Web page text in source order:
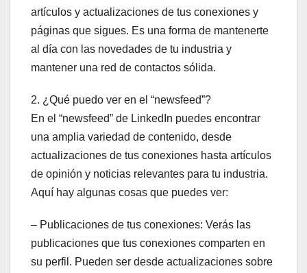
artículos y actualizaciones de tus conexiones y
páginas que sigues. Es una forma de mantenerte
al día con las novedades de tu industria y
mantener una red de contactos sólida.
2. ¿Qué puedo ver en el “newsfeed”?
En el “newsfeed” de LinkedIn puedes encontrar
una amplia variedad de contenido, desde
actualizaciones de tus conexiones hasta artículos
de opinión y noticias relevantes para tu industria.
Aquí hay algunas cosas que puedes ver:
– Publicaciones de tus conexiones: Verás las
publicaciones que tus conexiones comparten en
su perfil. Pueden ser desde actualizaciones sobre